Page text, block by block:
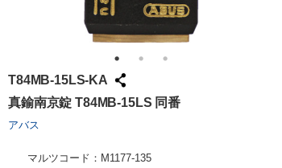
T84MB-15LS-KA
真鍮南京錠 T84MB-15LS 同番
アバス
マルツコード： M1177-135